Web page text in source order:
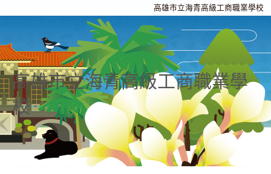
高雄市立海青高級工商職業學校
高雄市立海青高級工商職業學
校